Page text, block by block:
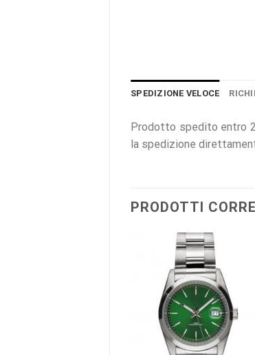
SPEDIZIONE VELOCE
Prodotto spedito entro
la spedizione
PRODOTTI